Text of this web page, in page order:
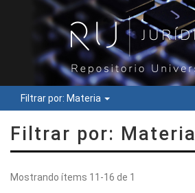
Filtrar por: Materia
Filtrar por: Materia
Mostrando ítems 11-16 de 1